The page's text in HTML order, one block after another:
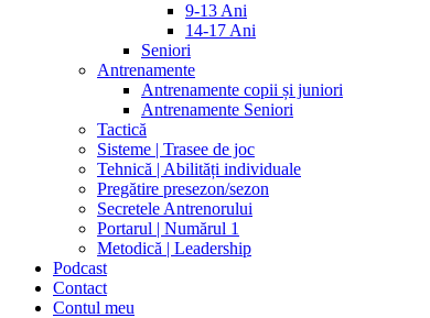
9-13 Ani
14-17 Ani
Seniori
Antrenamente
Antrenamente copii și juniori
Antrenamente Seniori
Tactică
Sisteme | Trasee de joc
Tehnică | Abilități individuale
Pregătire presezon/sezon
Secretele Antrenorului
Portarul | Numărul 1
Metodică | Leadership
Podcast
Contact
Contul meu